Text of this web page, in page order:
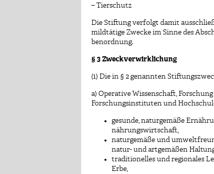
– Tierschutz
Die Stiftung verfolgt damit
mildtätige Zwecke im Sinne des
benordnung.
§ 3 Zweckverwirklichung
(1) Die in § 2 genannten
a) Operative Wissenschaft,
Forschungsinstituten und
gesunde, naturgemäße
nährungswirtschaft,
naturgemäße und
natur- und artgemäßen
traditionelles und regionales
Erbe,